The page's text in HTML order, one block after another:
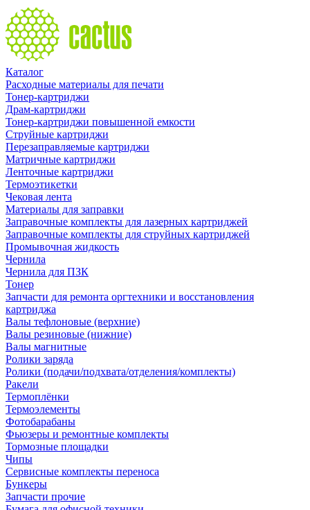
Каталог
Расходные материалы для печати
Тонер-картриджи
Драм-картриджи
Тонер-картриджи повышенной емкости
Струйные картриджи
Перезаправляемые картриджи
Матричные картриджи
Ленточные картриджи
Термоэтикетки
Чековая лента
Материалы для заправки
Заправочные комплекты для лазерных картриджей
Заправочные комплекты для струйных картриджей
Промывочная жидкость
Чернила
Чернила для ПЗК
Тонер
Запчасти для ремонта оргтехники и восстановления
картриджа
Валы тефлоновые (верхние)
Валы резиновые (нижние)
Валы магнитные
Ролики заряда
Ролики (подачи/подхвата/отделения/комплекты)
Ракели
Термоплёнки
Термоэлементы
Фотобарабаны
Фьюзеры и ремонтные комплекты
Тормозные площадки
Чипы
Сервисные комплекты переноса
Бункеры
Запчасти прочие